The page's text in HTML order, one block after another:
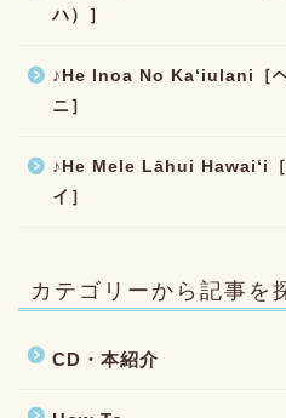
ハ）］
♪He Inoa No Kaʻiulani［
ニ］
♪He Mele Lāhui Hawaiʻi［
イ］
カテゴリーから記事を
CD・本紹介